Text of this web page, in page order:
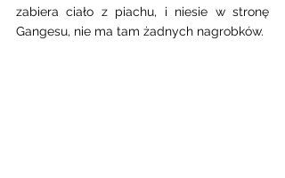
zabiera ciało z piachu, i niesie w stronę
Gangesu, nie ma tam żadnych nagrobków.